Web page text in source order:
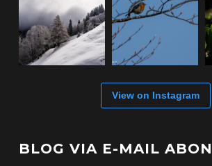
View on Instagram
BLOG VIA E-MAIL